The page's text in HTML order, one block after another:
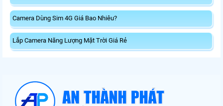
Camera Dùng Sim 4G Giá Bao Nhiêu?
Lắp Camera Năng Lượng Mặt Trời Giá Rẻ